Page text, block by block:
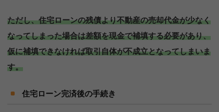
ただし、住宅ローンの残債より不動産の売却代金が少なく
なってしまった場合は差額を現金で補填する必要があり、
仮に補填できなければ取引自体が不成立となってしまいま
す。
住宅ローン完済後の手続き